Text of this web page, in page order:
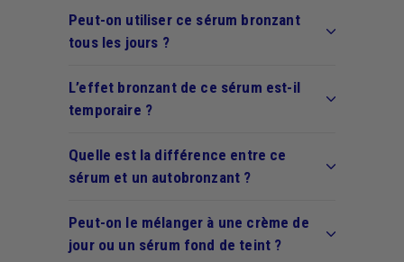
Peut-on utiliser ce sérum bronzant
tous les jours ?
L’effet bronzant de ce sérum est-il
temporaire ?
Quelle est la différence entre ce
sérum et un autobronzant ?
Peut-on le mélanger à une crème de
jour ou un sérum fond de teint ?